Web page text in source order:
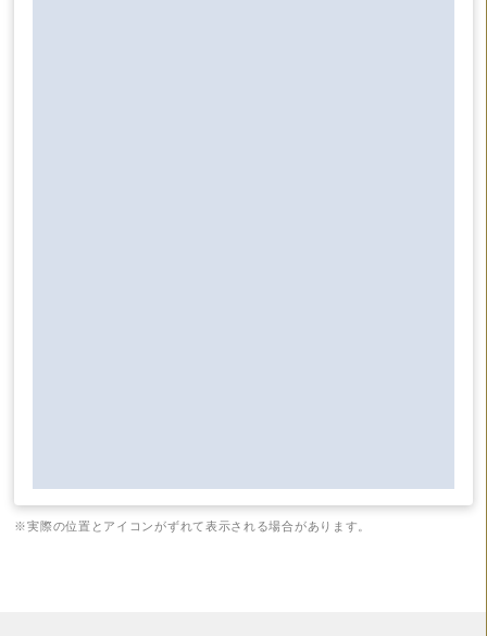
※実際の位置とアイコンがずれて表示される場合があります。